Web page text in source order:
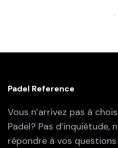
Padel Reference
Vous n’arrivez pas à
Padel? Pas d’inquiétude,
répondre à vos